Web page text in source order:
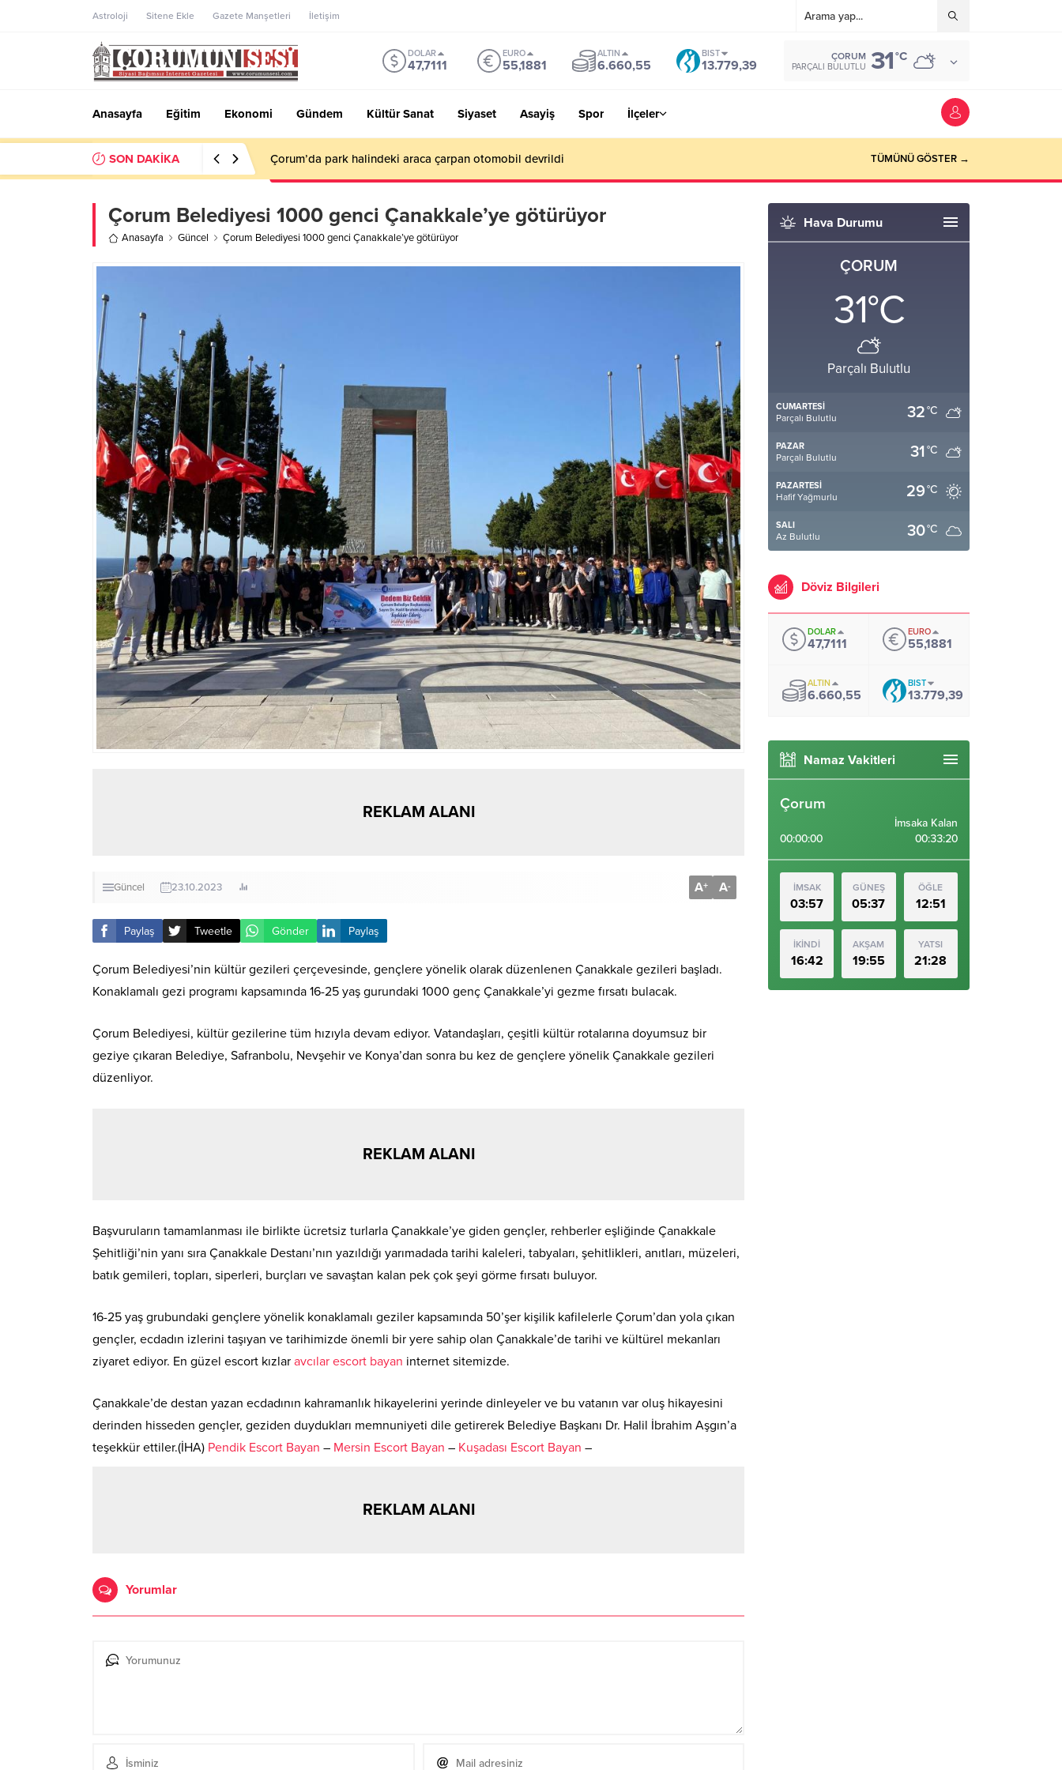
Astroloji Sitene Ekle Gazete Manşetleri İletişim
DOLAR
47,7111
EURO
55,1881
ALTIN
6.660,55
BIST
13.779,39
ÇORUM
PARÇALI BULUTLU 31°C
Anasayfa Eğitim Ekonomi Gündem Kültür Sanat Siyaset Asayiş Spor İlçeler
SON DAKİKA Savaş Balçık: “Benim hedefim Süper Lig’de bir yer değil, Avrupa’da olmak” TÜMÜNÜ GÖSTER →
Çorum Belediyesi 1000 genci Çanakkale’ye götürüyor
Anasayfa Güncel Çorum Belediyesi 1000 genci Çanakkale’ye götürüyor
REKLAM ALANI
Güncel 23.10.2023 A+ A-
Paylaş Tweetle Gönder Paylaş
Çorum Belediyesi’nin kültür gezileri çerçevesinde, gençlere yönelik olarak düzenlenen Çanakkale gezileri başladı.
Konaklamalı gezi programı kapsamında 16-25 yaş gurundaki 1000 genç Çanakkale’yi gezme fırsatı bulacak.
Çorum Belediyesi, kültür gezilerine tüm hızıyla devam ediyor. Vatandaşları, çeşitli kültür rotalarına doyumsuz bir
geziye çıkaran Belediye, Safranbolu, Nevşehir ve Konya’dan sonra bu kez de gençlere yönelik Çanakkale gezileri
düzenliyor.
REKLAM ALANI
Başvuruların tamamlanması ile birlikte ücretsiz turlarla Çanakkale’ye giden gençler, rehberler eşliğinde Çanakkale
Şehitliği’nin yanı sıra Çanakkale Destanı’nın yazıldığı yarımadada tarihi kaleleri, tabyaları, şehitlikleri, anıtları, müzeleri,
batık gemileri, topları, siperleri, burçları ve savaştan kalan pek çok şeyi görme fırsatı buluyor.
16-25 yaş grubundaki gençlere yönelik konaklamalı geziler kapsamında 50’şer kişilik kafilelerle Çorum’dan yola çıkan
gençler, ecdadın izlerini taşıyan ve tarihimizde önemli bir yere sahip olan Çanakkale’de tarihi ve kültürel mekanları
ziyaret ediyor. En güzel escort kızlar avcılar escort bayan internet sitemizde.
Çanakkale’de destan yazan ecdadının kahramanlık hikayelerini yerinde dinleyeler ve bu vatanın var oluş hikayesini
derinden hisseden gençler, geziden duydukları memnuniyeti dile getirerek Belediye Başkanı Dr. Halil İbrahim Aşgın’a
teşekkür ettiler.(İHA) Pendik Escort Bayan – Mersin Escort Bayan – Kuşadası Escort Bayan –
REKLAM ALANI
Yorumlar
Hava Durumu
ÇORUM
31°C
Parçalı Bulutlu
CUMARTESI
Parçalı Bulutlu 32°C
PAZAR
Parçalı Bulutlu 31°C
PAZARTESI
Hafif Yağmurlu 29°C
SALI
Az Bulutlu 30°C
Döviz Bilgileri
DOLAR
47,7111
EURO
55,1881
ALTIN
6.660,55
BIST
13.779,39
Namaz Vakitleri
Çorum
00:00:00
İmsaka Kalan
00:33:19
İMSAK
03:57
GÜNEŞ
05:37
ÖĞLE
12:51
İKİNDİ
16:42
AKŞAM
19:55
YATSI
21:28